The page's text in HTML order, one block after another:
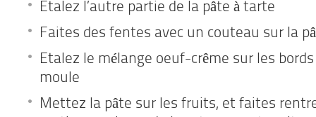
Etalez l’autre partie de la pâte à tarte
Faites des fentes avec un couteau sur la
Etalez le mélange oeuf-crême sur les
moule
Mettez la pâte sur les fruits, et faites